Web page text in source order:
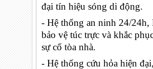
đại tín hiệu sóng di động.
- Hệ thống an ninh 24/24h,
bảo vệ túc trực và khắc
sự cố tòa nhà.
- Hệ thống cứu hỏa hiện